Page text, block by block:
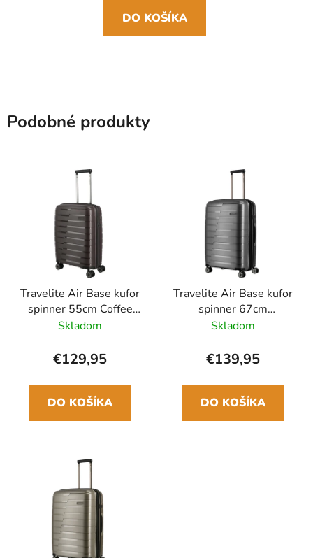
DO KOŠÍKA
Podobné produkty
Travelite Air Base kufor
spinner 55cm Coffee
37L
Skladom
€129,95
DO KOŠÍKA
Travelite Air Base kufor
spinner 67cm
Anthracite 71/82L
Skladom
€139,95
DO KOŠÍKA